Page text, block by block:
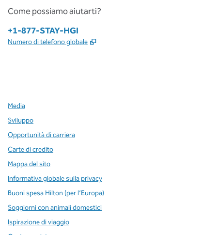
Come possiamo aiutarti?
Telefono:
+1-877-STAY-HGI
Numero di telefono globale ,
Media
Sviluppo
Opportunità di carriera
Carte di credito
Mappa del sito
Informativa globale sulla privacy
Buoni spesa Hilton (per l’Europa)
Soggiorni con animali domestici
Ispirazione di viaggio